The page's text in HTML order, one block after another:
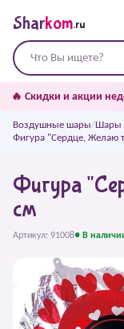
Sharkom.ru
🔥 Скидки и акции
Воздушные шары/Шары
Фигура "Сердце, Желаю
Фигура
см
Артикул: 91008● В